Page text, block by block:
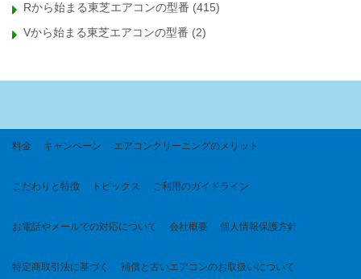
Rから始まる東芝エアコンの型番 (415)
Vから始まる東芝エアコンの型番 (2)
料金 キャンペーン エアコンクリーニングのメリット
こだわりと特徴 トピックス ご利用のガイドライン
お電話やメールでの対応について 会社概要 個人情報保護方針
特定商取引法に基づく
補償と古いエアコンのお取扱いについて